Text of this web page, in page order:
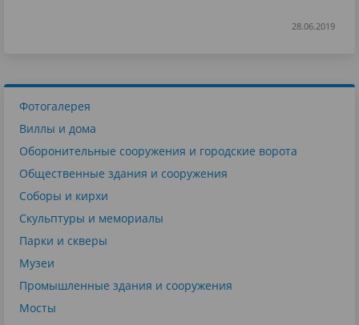
28.06.2019
Фотогалерея
Виллы и дома
Оборонительные сооружения и городские ворота
Общественные здания и сооружения
Соборы и кирхи
Скульптуры и мемориалы
Парки и скверы
Музеи
Промышленные здания и сооружения
Мосты